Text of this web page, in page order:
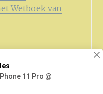
Wetboek van